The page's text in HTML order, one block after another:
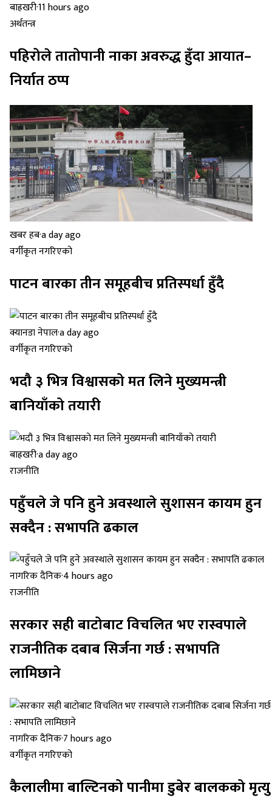
बाह्रखरी·11 hours ago
अर्थतन्त्र
पहिरोले तातोपानी नाका अवरुद्ध हुँदा आयात–
निर्यात ठप्प
खबर हब·a day ago
वर्गीकृत नगरिएको
पाटन बारका तीन समूहबीच प्रतिस्पर्धा हुँदै
क्यानडा नेपाल·a day ago
वर्गीकृत नगरिएको
भदौ ३ भित्र विश्वासको मत लिने मुख्यमन्त्री
बानियाँको तयारी
बाह्रखरी·a day ago
राजनीति
पहुँचले जे पनि हुने अवस्थाले सुशासन कायम हुन
सक्दैन : सभापति ढकाल
नागरिक दैनिक·4 hours ago
राजनीति
सरकार सही बाटोबाट विचलित भए रास्वपाले
राजनीतिक दबाब सिर्जना गर्छ : सभापति
लामिछाने
नागरिक दैनिक·7 hours ago
वर्गीकृत नगरिएको
कैलालीमा बाल्टिनको पानीमा डुबेर बालकको मृत्यु